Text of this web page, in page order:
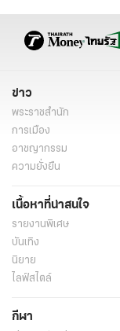
แม่ยายฟันศีรษะลูกเข
"อำนาจ รื่นเริง" เมา
โรงเรียนไม่ปลอดภัย
เอาชีวิต
แท็กที่เกี่ยวข้อง
ครูเมาอาละวาด
เมาอาละวาด ทำร้า
สภ.หนองสองห้อง